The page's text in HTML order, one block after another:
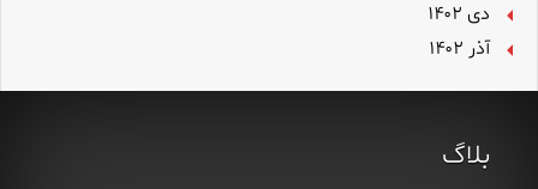
دی ۱۴۰۲
آذر ۱۴۰۲
بلاگ